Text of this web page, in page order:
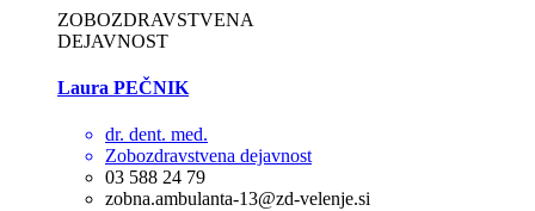
ZOBOZDRAVSTVENA
DEJAVNOST
Laura PEČNIK
dr. dent. med.
Zobozdravstvena dejavnost
03 588 24 79
zobna.ambulanta-13@zd-velenje.si